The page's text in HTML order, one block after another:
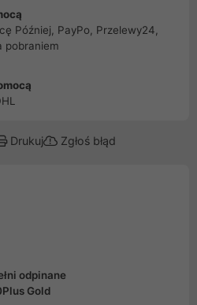
Później, PayPo, Przelewy24,
pobraniem
Drukuj Zgłoś błąd
odpinane
Gold